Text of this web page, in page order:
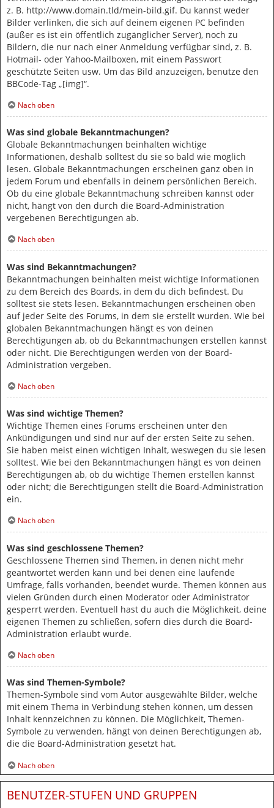
z. B. http://www.domain.tld/mein-bild.gif. Du kannst weder
Bilder verlinken, die sich auf deinem eigenen PC befinden
(außer es ist ein öffentlich zugänglicher Server), noch zu
Bildern, die nur nach einer Anmeldung verfügbar sind, z. B.
Hotmail- oder Yahoo-Mailboxen, mit einem Passwort
geschützte Seiten usw. Um das Bild anzuzeigen, benutze den
BBCode-Tag „[img]“.
Nach oben
Was sind globale Bekanntmachungen?
Globale Bekanntmachungen beinhalten wichtige
Informationen, deshalb solltest du sie so bald wie möglich
lesen. Globale Bekanntmachungen erscheinen ganz oben in
jedem Forum und ebenfalls in deinem persönlichen Bereich.
Ob du eine globale Bekanntmachung schreiben kannst oder
nicht, hängt von den durch die Board-Administration
vergebenen Berechtigungen ab.
Nach oben
Was sind Bekanntmachungen?
Bekanntmachungen beinhalten meist wichtige Informationen
zu dem Bereich des Boards, in dem du dich befindest. Du
solltest sie stets lesen. Bekanntmachungen erscheinen oben
auf jeder Seite des Forums, in dem sie erstellt wurden. Wie bei
globalen Bekanntmachungen hängt es von deinen
Berechtigungen ab, ob du Bekanntmachungen erstellen kannst
oder nicht. Die Berechtigungen werden von der Board-
Administration vergeben.
Nach oben
Was sind wichtige Themen?
Wichtige Themen eines Forums erscheinen unter den
Ankündigungen und sind nur auf der ersten Seite zu sehen.
Sie haben meist einen wichtigen Inhalt, weswegen du sie lesen
solltest. Wie bei den Bekanntmachungen hängt es von deinen
Berechtigungen ab, ob du wichtige Themen erstellen kannst
oder nicht; die Berechtigungen stellt die Board-Administration
ein.
Nach oben
Was sind geschlossene Themen?
Geschlossene Themen sind Themen, in denen nicht mehr
geantwortet werden kann und bei denen eine laufende
Umfrage, falls vorhanden, beendet wurde. Themen können aus
vielen Gründen durch einen Moderator oder Administrator
gesperrt werden. Eventuell hast du auch die Möglichkeit, deine
eigenen Themen zu schließen, sofern dies durch die Board-
Administration erlaubt wurde.
Nach oben
Was sind Themen-Symbole?
Themen-Symbole sind vom Autor ausgewählte Bilder, welche
mit einem Thema in Verbindung stehen können, um dessen
Inhalt kennzeichnen zu können. Die Möglichkeit, Themen-
Symbole zu verwenden, hängt von deinen Berechtigungen ab,
die die Board-Administration gesetzt hat.
Nach oben
BENUTZER-STUFEN UND GRUPPEN